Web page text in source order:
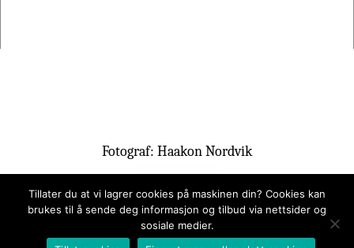
Fotograf: Haakon Nordvik
Tillater du at vi lagrer cookies på maskinen din? Cookies kan
brukes til å sende deg informasjon og tilbud via nettsider og
sosiale medier.